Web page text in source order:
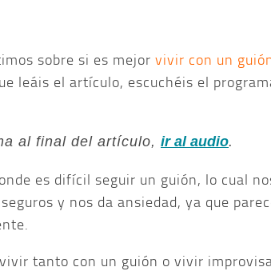
sobre si es mejor vivir con un
leáis el artículo, escuchéis el
al final del artículo, ir al audio.
es difícil seguir un guión, lo cual
y nos da ansiedad, ya que
tanto con un guión o vivir